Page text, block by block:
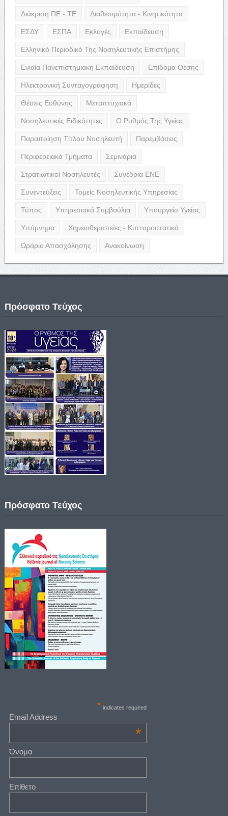
Διάκριση ΠΕ - ΤΕ Διαθεσιμότητα - Κινητικότητα
ΕΣΔΥ ΕΣΠΑ Εκλογές Εκπαίδευση
Ελληνικό Περιοδικό Της Νοσηλευτικής Επιστήμης
Ενιαία Πανεπιστημιακή Εκπαίδευση Επίδομα Θέσης
Ηλεκτρονική Συνταγογράφηση Ημερίδες
Θέσεις Ευθύνης Μεταπτυχιακά
Νοσηλευτικές Ειδικότητες Ο Ρυθμός Της Υγείας
Παραποίηση Τίτλου Νοσηλευτή Παρεμβάσεις
Περιφερειακά Τμήματα Σεμινάρια
Στρατιωτικοί Νοσηλευτές Συνέδρια ΕΝΕ
Συνεντεύξεις Τομείς Νοσηλευτικής Υπηρεσίας
Τύπος Υπηρεσιακά Συμβούλια Υπουργείο Υγείας
Υπόμνημα Χημειοθεραπείες - Κυτταροστατικά
Ωράριο Απασχόλησης Ανακοίνωση
Πρόσφατο Τεύχος
Πρόσφατο Τεύχος
* indicates required
Email Address
*
Όνομα
Επίθετο